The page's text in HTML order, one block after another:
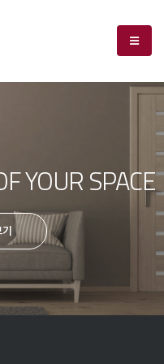
YOUR SPACE